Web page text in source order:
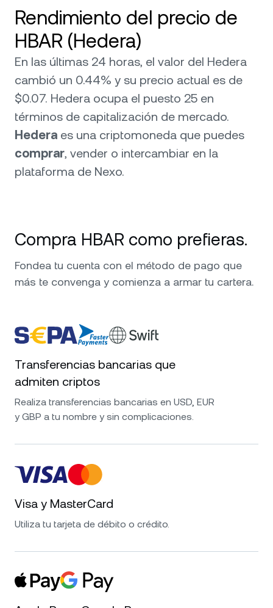
Rendimiento del precio de
HBAR (Hedera)
En las últimas 24 horas, el valor del Hedera
cambió un 0.44% y su precio actual es de
$0.07. Hedera ocupa el puesto 25 en
términos de capitalización de mercado.
Hedera es una criptomoneda que puedes
comprar, vender o intercambiar en la
plataforma de Nexo.
Compra HBAR como prefieras.
Fondea tu cuenta con el método de pago que
más te convenga y comienza a armar tu cartera.
Transferencias bancarias que
admiten criptos
Realiza transferencias bancarias en USD, EUR
y GBP a tu nombre y sin complicaciones.
Visa y MasterCard
Utiliza tu tarjeta de débito o crédito.